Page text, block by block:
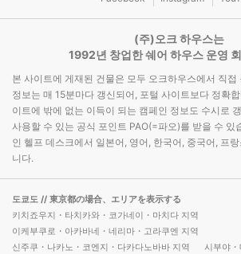
(주)오크 하우스는
1992년 창업한 쉐어 하우스 운영
본 사이트에 게재된 건물은 모두 오크하우스에서 직접
정보는 매 15분마다 갱신되어, 포털 사이트보다 정확
이트에 밖에 없는 이득이 되는 캠페인 정보도 수시로
사용할 수 있는 공식 포인트 PAO(=파오)를 받을 수 있
인 헬프 데스크에서 일본어, 영어, 한국어, 중국어, 프
니다.
도쿄도 // 東京都の場合、エリアを表示する
키치죠우지・타치카와・코가네이・마치다 지역
이케부쿠로・아카바네・네리마・고라쿠엔 지역
신주쿠・나카노・코엔지・다카다노바바 지역
시부야